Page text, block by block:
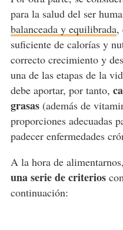
para la salud del ser
balanceada y equilibrada,
suficiente de calorías y
correcto crecimiento y
una de las etapas de la
debe aportar, por tanto,
grasas(además de
proporciones adecuadas
padecer enfermedades
A la hora de
una serie de criterios
continuación: